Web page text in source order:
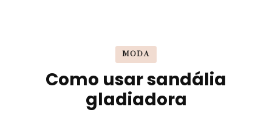
MODA
Como usar sandália
gladiadora